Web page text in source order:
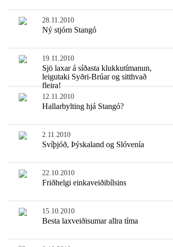
28.11.2010
Ný stjórn Stangó
19.11.2010
Sjö laxar á síðasta klukkutímanun,
leigutaki Syðri-Brúar og sitthvað
fleira!
12.11.2010
Hallarbylting hjá Stangó?
2.11.2010
Svíþjóð, Þýskaland og Slóvenía
22.10.2010
Friðhelgi einkaveiðibílsins
15.10.2010
Besta laxveiðisumar allra tíma